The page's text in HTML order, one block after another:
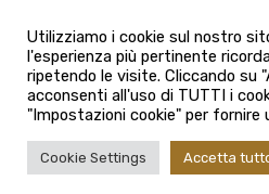
080
Città
Tipologia contratto
Tipologia contratto
Utilizziamo i cookie sul nostro
l'esperienza più pertinente
ripetendo le visite. Cliccando
acconsenti all'uso di TUTTI i
"Impostazioni cookie" per fornire
Cookie Settings Accetta